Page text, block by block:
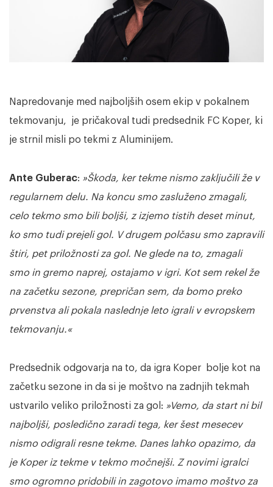
Napredovanje med najboljših osem ekip v pokalnem
tekmovanju, je pričakoval tudi predsednik FC Koper, ki
je strnil misli po tekmi z Aluminijem.
Ante Guberac: »Škoda, ker tekme nismo zaključili že v
regularnem delu. Na koncu smo zasluženo zmagali,
celo tekmo smo bili boljši, z izjemo tistih deset minut,
ko smo tudi prejeli gol. V drugem polčasu smo zapravili
štiri, pet priložnosti za gol. Ne glede na to, zmagali
smo in gremo naprej, ostajamo v igri. Kot sem rekel že
na začetku sezone, prepričan sem, da bomo preko
prvenstva ali pokala naslednje leto igrali v evropskem
tekmovanju.«
Predsednik odgovarja na to, da igra Koper bolje kot na
začetku sezone in da si je moštvo na zadnjih tekmah
ustvarilo veliko priložnosti za gol: »Vemo, da start ni bil
najboljši, posledično zaradi tega, ker šest mesecev
nismo odigrali resne tekme. Danes lahko opazimo, da
je Koper iz tekme v tekmo močnejši. Z novimi igralci
smo ogromno pridobili in zagotovo imamo moštvo za